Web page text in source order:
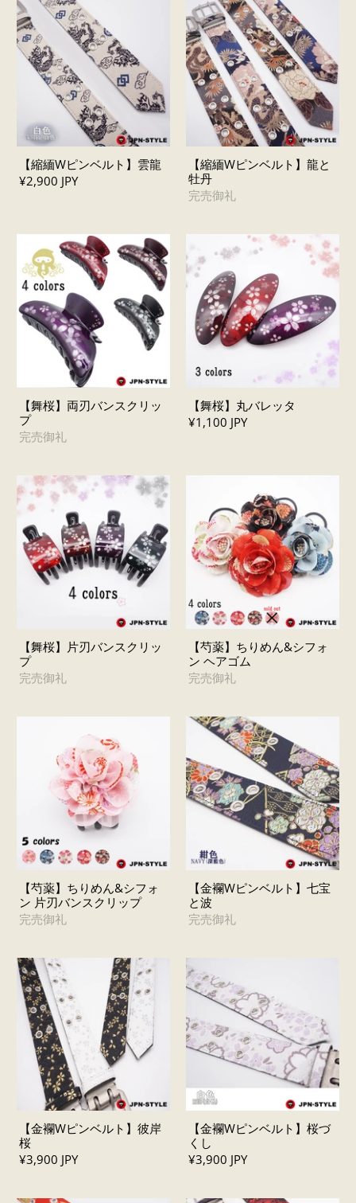
【縮緬Wピンベルト】雲龍
¥2,900 JPY
【縮緬Wピンベルト】龍と
牡丹
完売御礼
【舞桜】両刃バンスクリッ
プ
完売御礼
【舞桜】丸バレッタ
¥1,100 JPY
【舞桜】片刃バンスクリッ
プ
完売御礼
【芍薬】ちりめん&シフォ
ン ヘアゴム
完売御礼
【芍薬】ちりめん&シフォ
ン 片刃バンスクリップ
完売御礼
【金襴Wピンベルト】七宝
と波
完売御礼
【金襴Wピンベルト】彼岸
桜
¥3,900 JPY
【金襴Wピンベルト】桜づ
くし
¥3,900 JPY